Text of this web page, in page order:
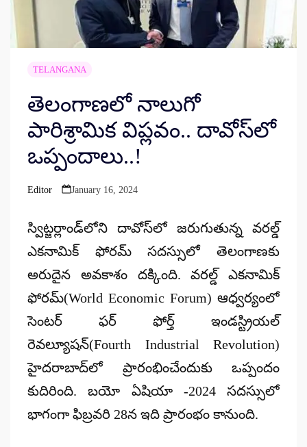
TELANGANA
తెలంగాణలో నాలుగో
పారిశ్రామిక విప్లవం.. దావోస్‌లో
ఒప్పందాలు..!
Posted
Editor January 16, 2024
స్విట్జర్లాండ్‌లోని దావోస్‌లో జరుగుతున్న వరల్డ్
ఎకనామిక్ ఫోరమ్ సదస్సులో తెలంగాణకు
అరుదైన అవకాశం దక్కింది. వరల్డ్ ఎకనామిక్
ఫోరమ్(World Economic Forum) ఆధ్వర్యంలో
సెంటర్ ఫర్ ఫోర్త్ ఇండస్ట్రియల్
రెవల్యూషన్(Fourth Industrial Revolution)
హైదరాబాద్‌లో ప్రారంభించేందుకు ఒప్పందం
కుదిరింది. బయో ఏషియా -2024 సదస్సులో
భాగంగా ఫిబ్రవరి 28న ఇది ప్రారంభం కానుంది.